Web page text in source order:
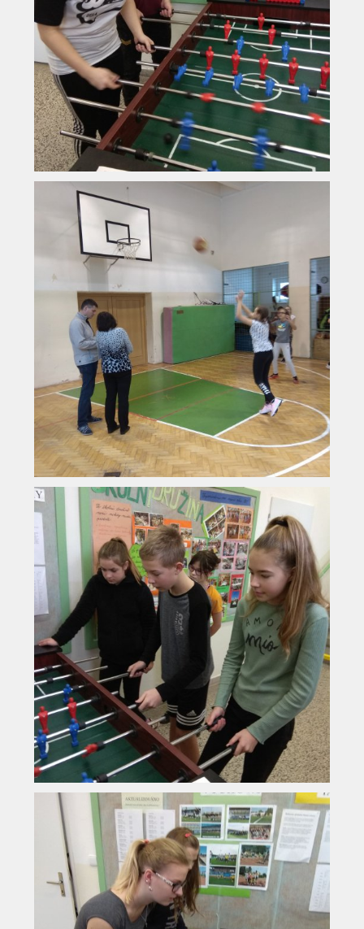
Vyhledávání na webu